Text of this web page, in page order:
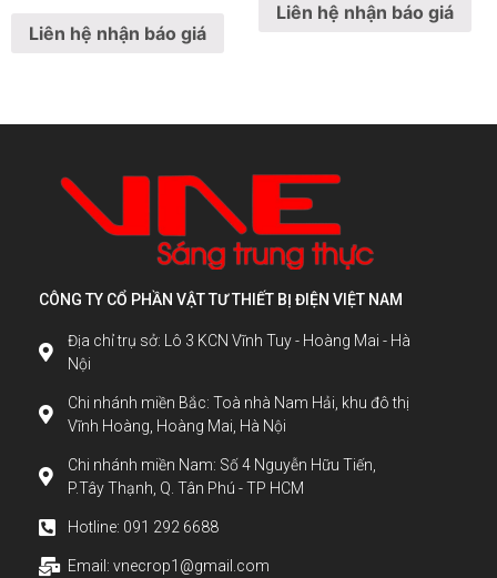
outLiên hệ nhận báo giá
outLiên hệ nhận báo giá
CÔNG TY CỔ PHẦN VẬT TƯ THIẾT BỊ ĐIỆN VIỆT NAM
Địa chỉ trụ sở: Lô 3 KCN Vĩnh Tuy - Hoàng Mai - Hà
Nội
Chi nhánh miền Bắc: Toà nhà Nam Hải, khu đô thị
Vĩnh Hoàng, Hoàng Mai, Hà Nội
Chi nhánh miền Nam: Số 4 Nguyễn Hữu Tiến,
P.Tây Thạnh, Q. Tân Phú - TP HCM
Hotline: 091 292 6688
Email: vnecrop1@gmail.com